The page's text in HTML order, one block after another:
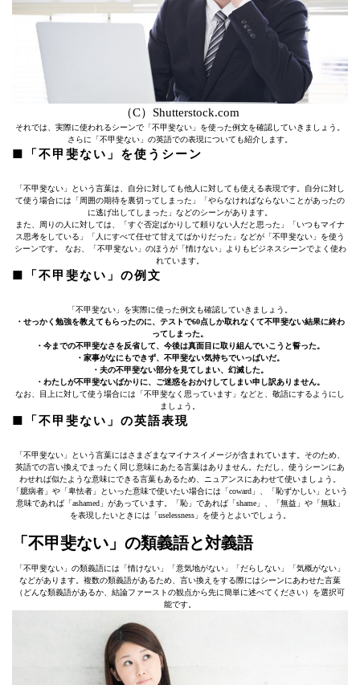
（C）Shutterstock.com
それでは、実際に使われるシーンで「不甲斐ない」を使った例文を確認していきましょう。
さらに「不甲斐ない」の英語での表現についても紹介します。
■「不甲斐ない」を使うシーン
「不甲斐ない」という言葉は、自分に対しても他人に対しても使える表現です。自分に対し
て使う場合には「周囲の期待を裏切ってしまった」「やらなければならないことがあったの
に逃げ出してしまった」などのシーンがあります。
また、周りの人に対しては、「すぐ否定ばかりして頼りない人だと思った」「いつもマイナ
ス思考をしている」「人にすべて任せて甘えてばかりだった」などが「不甲斐ない」を使う
シーンです。 なお、「不甲斐ない」のほうが「情けない」よりもビジネスシーンでよく使わ
れています。
■「不甲斐ない」の例文
「不甲斐ない」を実際に使った例文も確認していきましょう。
・せっかく勉強を教えてもらったのに、テストで60点しか取れなくて不甲斐ない結果に終わ
ってしまった。
・今までの不甲斐なさを反省して、今後は真面目に取り組んでいこうと誓った。
・家事がなにもできず、不甲斐ない気持ちでいっぱいだ。
・夫の不甲斐ない部分を見てしまい、幻滅した。
・わたしが不甲斐ないばかりに、ご迷惑をおかけしてしまい申し訳ありません。
なお、目上に対して使う場合には「不甲斐なく思っています」などと、敬語にするようにし
ましょう。
■「不甲斐ない」の英語表現
「不甲斐ない」という言葉にはさまざまなマイナスイメージが含まれています。そのため、
英語での言い換えでまったく同じ意味にあたる言葉はありません。ただし、使うシーンにあ
わせれば似たような意味にできる言葉もあるため、ニュアンスにあわせて使いましょう。
「臆病者」や「卑怯者」といった意味で使いたい場合には「coward」、「恥ずかしい」という
意味であれば「ashamed」があっています。「恥」であれば「shame」、「無益」や「無駄」
を表現したいときには「uselessness」を使うとよいでしょう。
「不甲斐ない」の類義語と対義語
「不甲斐ない」の類義語には「情けない」「意気地がない」「だらしない」「気概がない」
などがあります。複数の類義語があるため、言い換えをする際にはシーンにあわせた言葉
（どんな類義語があるか、結論ファーストの観点から先に簡単に述べてください）を選択可
能です。